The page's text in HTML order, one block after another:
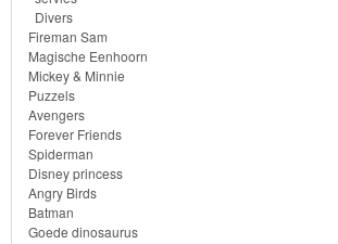
Forever
Friends
Spiderman
Disney
princess
Angry
Divers
Fireman Sam
Magische Eenhoorn
Mickey & Minnie
Puzzels
Avengers
Forever Friends
Spiderman
Disney princess
Angry Birds
Batman
Goede dinosaurus